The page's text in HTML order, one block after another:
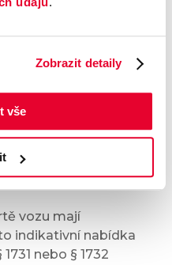
Zobrazit detaily
vše
vozu mají
indikativní nabídka
nebo § 1732